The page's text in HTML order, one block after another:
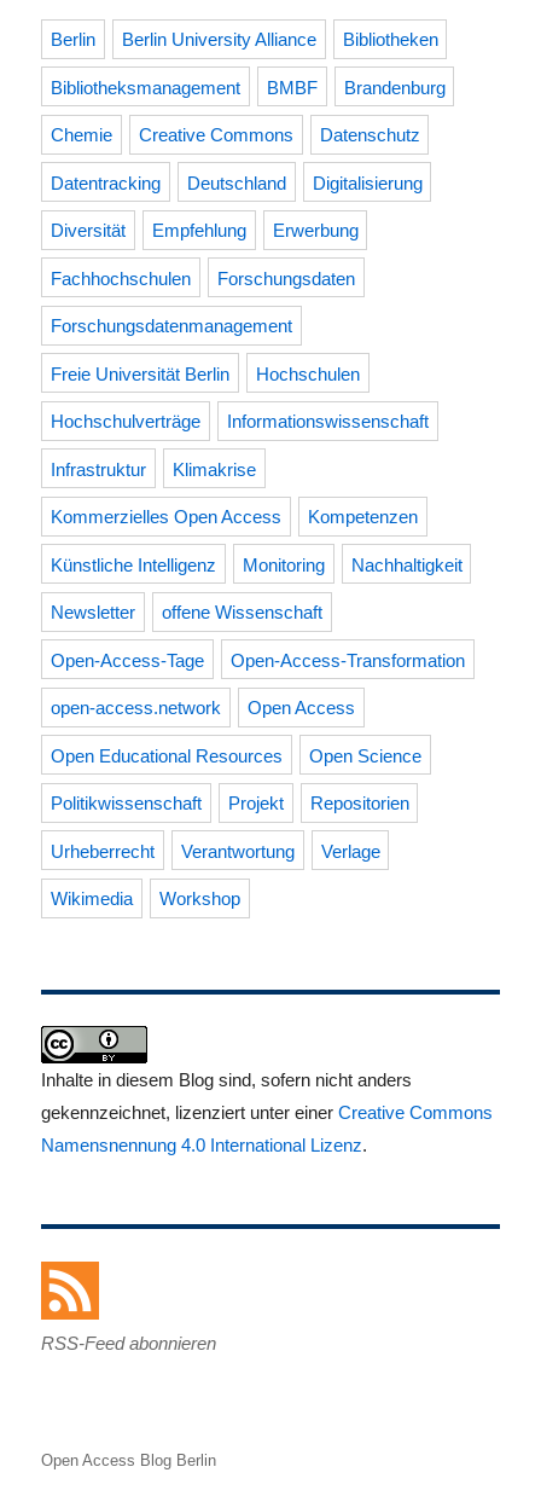
Berlin Berlin University Alliance Bibliotheken
Bibliotheksmanagement BMBF Brandenburg
Chemie Creative Commons Datenschutz
Datentracking Deutschland Digitalisierung
Diversität Empfehlung Erwerbung
Fachhochschulen Forschungsdaten
Forschungsdatenmanagement
Freie Universität Berlin Hochschulen
Hochschulverträge Informationswissenschaft
Infrastruktur Klimakrise
Kommerzielles Open Access Kompetenzen
Künstliche Intelligenz Monitoring Nachhaltigkeit
Newsletter offene Wissenschaft
Open-Access-Tage Open-Access-Transformation
open-access.network Open Access
Open Educational Resources Open Science
Politikwissenschaft Projekt Repositorien
Urheberrecht Verantwortung Verlage
Wikimedia Workshop
Inhalte in diesem Blog sind, sofern nicht anders
gekennzeichnet, lizenziert unter einerCreative Commons
Namensnennung 4.0 International Lizenz.
RSS-Feed abonnieren
Open Access Blog Berlin